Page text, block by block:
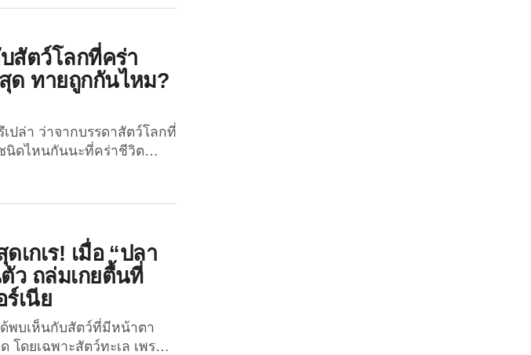
กล่าในท้องทะเลอย่าง
ผู้เชี่ยวชาญ-นักชีววิทยาทาง
ย์ไม่ใช่อาหารของเจ้าฉลาม
ด้วยปัจจัยต่าง ๆ เช่น มนุษย์
าหารอีกด้วย เรียกว่ากินไป
ติและคุณประโยชน์ หากแต่
ลามกัดส่วนมากนั้น มักเกิด
ยตาไม่ดี เวลาที่มันมองขึ้น
ผิดคิดว่าเงาเคลื่อนไหวของ
มาทดลองงับเบา ๆ...
สัตว์โลกที่คร่า
ด ทายถูกกันไหม?
ปล่า ว่าจากบรรดาสัตว์โลกที่
นิดไหนกันนะที่คร่าชีวิต
กเรามักจะได้เห็นภาพจำ
งแล้วจะเปลี่ยนอย่างนั้น
ยจะพาเพื่อน ๆ มาเปิดโพล
าชีวิตมนุษย์มากที่สุด ทาย
ย! 30. ค้างคาว...
เกเร! เมื่อ “ปลา
ว ถล่มเกยตื้นที่
เนีย
ด้พบเห็นกับสัตว์ที่มีหน้าตา
โดยเฉพาะสัตว์ทะเล เพราะ